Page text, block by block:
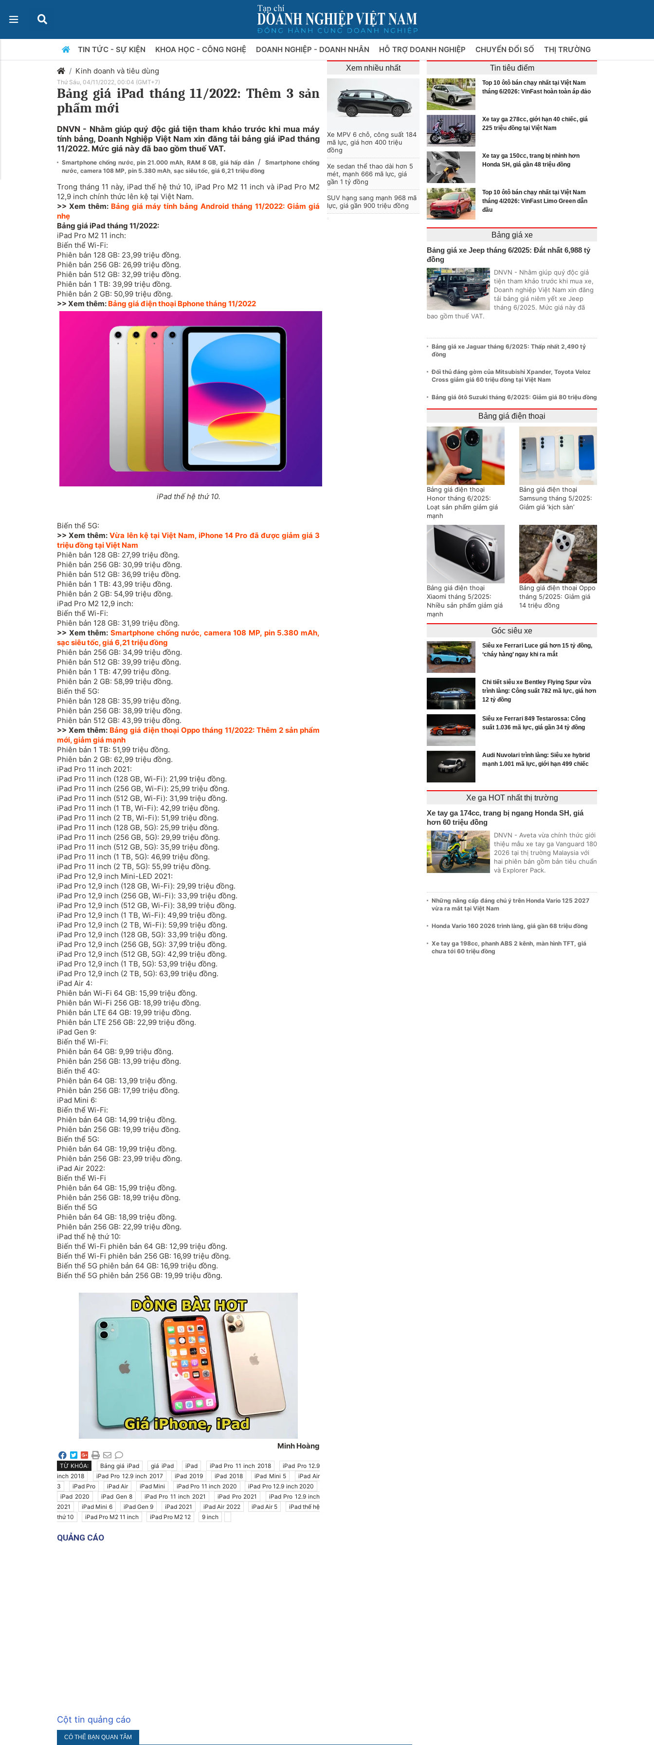
TIN TỨC - SỰ KIỆN KHOA HỌC - CÔNG NGHỆ DOANH NGHIỆP - DOANH NHÂN HỖ TRỢ DOANH NGHIỆP CHUYỂN ĐỔI SỐ THỊ TRƯỜNG
Kinh doanh và tiêu dùng
Thứ Sáu, 04/11/2022, 00:04 (GMT+7)
Bảng giá iPad tháng 11/2022: Thêm 3 sản
phẩm mới
DNVN - Nhằm giúp quý độc giả tiện tham khảo trước khi mua máy
tính bảng, Doanh Nghiệp Việt Nam xin đăng tải bảng giá iPad tháng
11/2022. Mức giá này đã bao gồm thuế VAT.
Smartphone chống nước, pin 21.000 mAh, RAM 8 GB, giá hấp dẫn /
Smartphone chống
nước, camera 108 MP, pin 5.380 mAh, sạc siêu tốc, giá 6,21 triệu đồng
Trong tháng 11 này, iPad thế hệ thứ 10, iPad Pro M2 11 inch và iPad Pro M2
12,9 inch chính thức lên kệ tại Việt Nam.
>> Xem thêm: Bảng giá máy tính bảng Android tháng 11/2022: Giảm giá
nhẹ
Bảng giá iPad tháng 11/2022:
iPad Pro M2 11 inch:
Biến thể Wi-Fi:
Phiên bản 128 GB: 23,99 triệu đồng.
Phiên bản 256 GB: 26,99 triệu đồng.
Phiên bản 512 GB: 32,99 triệu đồng.
Phiên bản 1 TB: 39,99 triệu đồng.
Phiên bản 2 GB: 50,99 triệu đồng.
>> Xem thêm: Bảng giá điện thoại Bphone tháng 11/2022
iPad thế hệ thứ 10.
Biến thể 5G:
>> Xem thêm:Vừa lên kệ tại Việt Nam, iPhone 14 Pro đã được giảm giá 3
triệu đồng tại Việt Nam
Phiên bản 128 GB: 27,99 triệu đồng.
Phiên bản 256 GB: 30,99 triệu đồng.
Phiên bản 512 GB: 36,99 triệu đồng.
Phiên bản 1 TB: 43,99 triệu đồng.
Phiên bản 2 GB: 54,99 triệu đồng.
iPad Pro M2 12,9 inch:
Biến thể Wi-Fi:
Phiên bản 128 GB: 31,99 triệu đồng.
>> Xem thêm: Smartphone chống nước, camera 108 MP, pin 5.380 mAh,
sạc siêu tốc, giá 6,21 triệu đồng
Phiên bản 256 GB: 34,99 triệu đồng.
Phiên bản 512 GB: 39,99 triệu đồng.
Phiên bản 1 TB: 47,99 triệu đồng.
Phiên bản 2 GB: 58,99 triệu đồng.
Biến thể 5G:
Phiên bản 128 GB: 35,99 triệu đồng.
Phiên bản 256 GB: 38,99 triệu đồng.
Phiên bản 512 GB: 43,99 triệu đồng.
>> Xem thêm: Bảng giá điện thoại Oppo tháng 11/2022: Thêm 2 sản phẩm
mới, giảm giá mạnh
Phiên bản 1 TB: 51,99 triệu đồng.
Phiên bản 2 GB: 62,99 triệu đồng.
iPad Pro 11 inch 2021:
iPad Pro 11 inch (128 GB, Wi-Fi): 21,99 triệu đồng.
iPad Pro 11 inch (256 GB, Wi-Fi): 25,99 triệu đồng.
iPad Pro 11 inch (512 GB, Wi-Fi): 31,99 triệu đồng.
iPad Pro 11 inch (1 TB, Wi-Fi): 42,99 triệu đồng.
iPad Pro 11 inch (2 TB, Wi-Fi): 51,99 triệu đồng.
iPad Pro 11 inch (128 GB, 5G): 25,99 triệu đồng.
iPad Pro 11 inch (256 GB, 5G): 29,99 triệu đồng.
iPad Pro 11 inch (512 GB, 5G): 35,99 triệu đồng.
iPad Pro 11 inch (1 TB, 5G): 46,99 triệu đồng.
iPad Pro 11 inch (2 TB, 5G): 55,99 triệu đồng.
iPad Pro 12,9 inch Mini-LED 2021:
iPad Pro 12,9 inch (128 GB, Wi-Fi): 29,99 triệu đồng.
iPad Pro 12,9 inch (256 GB, Wi-Fi): 33,99 triệu đồng.
iPad Pro 12,9 inch (512 GB, Wi-Fi): 38,99 triệu đồng.
iPad Pro 12,9 inch (1 TB, Wi-Fi): 49,99 triệu đồng.
iPad Pro 12,9 inch (2 TB, Wi-Fi): 59,99 triệu đồng.
iPad Pro 12,9 inch (128 GB, 5G): 33,99 triệu đồng.
iPad Pro 12,9 inch (256 GB, 5G): 37,99 triệu đồng.
iPad Pro 12,9 inch (512 GB, 5G): 42,99 triệu đồng.
iPad Pro 12,9 inch (1 TB, 5G): 53,99 triệu đồng.
iPad Pro 12,9 inch (2 TB, 5G): 63,99 triệu đồng.
iPad Air 4:
Phiên bản Wi-Fi 64 GB: 15,99 triệu đồng.
Phiên bản Wi-Fi 256 GB: 18,99 triệu đồng.
Phiên bản LTE 64 GB: 19,99 triệu đồng.
Phiên bản LTE 256 GB: 22,99 triệu đồng.
iPad Gen 9:
Biến thể Wi-Fi:
Phiên bản 64 GB: 9,99 triệu đồng.
Phiên bản 256 GB: 13,99 triệu đồng.
Biến thể 4G:
Phiên bản 64 GB: 13,99 triệu đồng.
Phiên bản 256 GB: 17,99 triệu đồng.
iPad Mini 6:
Biến thể Wi-Fi:
Phiên bản 64 GB: 14,99 triệu đồng.
Phiên bản 256 GB: 19,99 triệu đồng.
Biến thể 5G:
Phiên bản 64 GB: 19,99 triệu đồng.
Phiên bản 256 GB: 23,99 triệu đồng.
iPad Air 2022:
Biến thể Wi-Fi
Phiên bản 64 GB: 15,99 triệu đồng.
Phiên bản 256 GB: 18,99 triệu đồng.
Biến thể 5G
Phiên bản 64 GB: 18,99 triệu đồng.
Phiên bản 256 GB: 22,99 triệu đồng.
iPad thế hệ thứ 10:
Biến thể Wi-Fi phiên bản 64 GB: 12,99 triệu đồng.
Biến thể Wi-Fi phiên bản 256 GB: 16,99 triệu đồng.
Biến thể 5G phiên bản 64 GB: 16,99 triệu đồng.
Biến thể 5G phiên bản 256 GB: 19,99 triệu đồng.
Minh Hoàng
TỪ KHÓA: Bảng giá iPad giá iPad iPad iPad Pro 11 inch 2018
iPad Pro 12.9
inch 2018
iPad Pro 12.9 inch 2017 iPad 2019 iPad 2018 iPad Mini 5
iPad Air
3
iPad Pro iPad Air iPad Mini iPad Pro 11 inch 2020
iPad Pro 12.9 inch 2020
iPad 2020
iPad Gen 8 iPad Pro 11 inch 2021 iPad Pro 2021
iPad Pro 12.9 inch
2021
iPad Mini 6 iPad Gen 9 iPad 2021 iPad Air 2022 iPad Air 5
iPad thế hệ
thứ 10
iPad Pro M2 11 inch iPad Pro M2 12 9 inch
QUẢNG CÁO
Xem nhiều nhất
Xe MPV 6 chỗ, công suất 184
mã lực, giá hơn 400 triệu
đồng
Xe sedan thể thao dài hơn 5
mét, mạnh 666 mã lực, giá
gần 1 tỷ đồng
SUV hạng sang mạnh 968 mã
lực, giá gần 900 triệu đồng
Cột tin quảng cáo
CÓ THỂ BẠN QUAN TÂM
Tin tiêu điểm
Top 10 ôtô bán chạy nhất tại Việt Nam
tháng 6/2026: VinFast hoàn toàn áp đảo
Xe tay ga 278cc, giới hạn 40 chiếc, giá
225 triệu đồng tại Việt Nam
Xe tay ga 150cc, trang bị nhỉnh hơn
Honda SH, giá gần 48 triệu đồng
Top 10 ôtô bán chạy nhất tại Việt Nam
tháng 4/2026: VinFast Limo Green dẫn
đầu
Bảng giá xe
Bảng giá xe Jeep tháng 6/2025: Đắt nhất 6,988 tỷ
đồng
DNVN - Nhằm giúp quý độc giả
tiện tham khảo trước khi mua xe,
Doanh nghiệp Việt Nam xin đăng
tải bảng giá niêm yết xe Jeep
tháng 6/2025. Mức giá này đã
bao gồm thuế VAT.
Bảng giá xe Jaguar tháng 6/2025: Thấp nhất 2,490 tỷ
đồng
Đối thủ đáng gờm của Mitsubishi Xpander, Toyota Veloz
Cross giảm giá 60 triệu đồng tại Việt Nam
Bảng giá ôtô Suzuki tháng 6/2025: Giảm giá 80 triệu đồng
Bảng giá điện thoại
Bảng giá điện thoại
Honor tháng 6/2025:
Loạt sản phẩm giảm giá
mạnh
Bảng giá điện thoại
Samsung tháng 5/2025:
Giảm giá ‘kịch sàn’
Bảng giá điện thoại
Xiaomi tháng 5/2025:
Nhiều sản phẩm giảm giá
mạnh
Bảng giá điện thoại Oppo
tháng 5/2025: Giảm giá
14 triệu đồng
Góc siêu xe
Siêu xe Ferrari Luce giá hơn 15 tỷ đồng,
‘cháy hàng’ ngay khi ra mắt
Chi tiết siêu xe Bentley Flying Spur vừa
trình làng: Công suất 782 mã lực, giá hơn
12 tỷ đồng
Siêu xe Ferrari 849 Testarossa: Công
suất 1.036 mã lực, giá gần 34 tỷ đồng
Audi Nuvolari trình làng: Siêu xe hybrid
mạnh 1.001 mã lực, giới hạn 499 chiếc
Xe ga HOT nhất thị trường
Xe tay ga 174cc, trang bị ngang Honda SH, giá
hơn 60 triệu đồng
DNVN - Aveta vừa chính thức giới
thiệu mẫu xe tay ga Vanguard 180
2026 tại thị trường Malaysia với
hai phiên bản gồm bản tiêu chuẩn
và Explorer Pack.
Những nâng cấp đáng chú ý trên Honda Vario 125 2027
vừa ra mắt tại Việt Nam
Honda Vario 160 2026 trình làng, giá gần 68 triệu đồng
Xe tay ga 198cc, phanh ABS 2 kênh, màn hình TFT, giá
chưa tới 60 triệu đồng